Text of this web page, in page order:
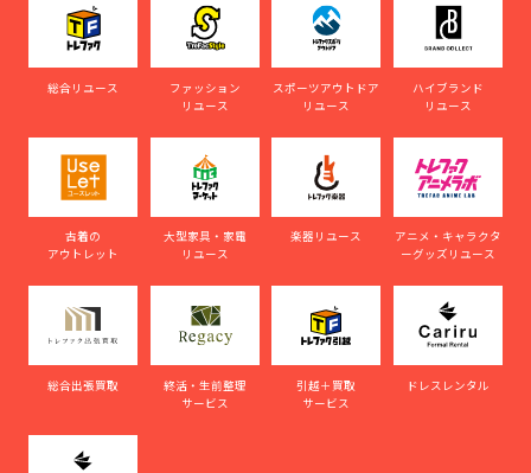
総合リユース
ファッション
リユース
スポーツアウトドア
リユース
ハイブランド
リユース
古着の
アウトレット
大型家具・家電
リユース
楽器リユース
アニメ・キャラクタ
ーグッズリユース
総合出張買取
終活・生前整理
サービス
引越＋買取
サービス
ドレスレンタル